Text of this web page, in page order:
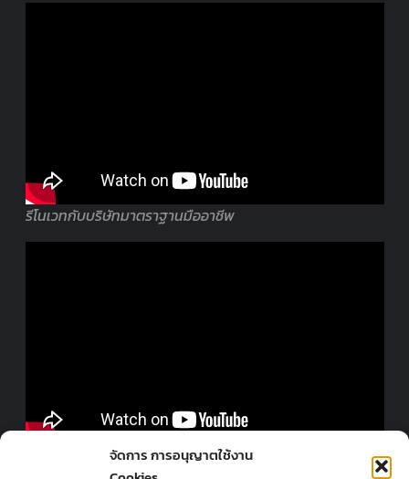
จัดการ การอนุญาตใช้งาน
รีโนเวทกับบริษัทมาตราฐานมืออาชีพ
ออกแบบร้านโดยมืออาชีพ